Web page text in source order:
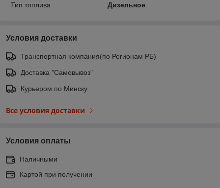
Тип топлива
Дизельное
Условия доставки
Транспортная компания(по Регионам РБ)
Доставка "Самовывоз"
Курьером по Минску
Все условия доставки
Условия оплаты
Наличными
Картой при получении